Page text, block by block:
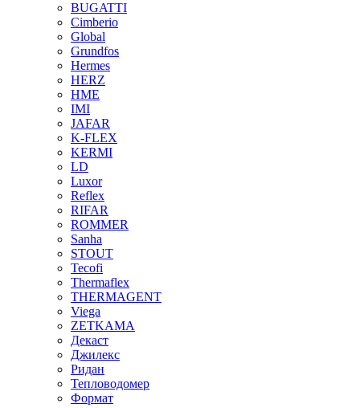
BUGATTI
Cimberio
Global
Grundfos
Hermes
HERZ
HME
IMI
JAFAR
K-FLEX
KERMI
LD
Luxor
Reflex
RIFAR
ROMMER
Sanha
STOUT
Tecofi
Thermaflex
THERMAGENT
Viega
ZETKAMA
Декаст
Джилекс
Ридан
Тепловодомер
Формат